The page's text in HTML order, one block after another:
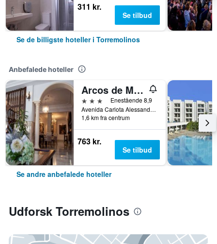
311 kr.
Se tilbud
Se de billigste hoteller i Torremolinos
Anbefalede hoteller
Arcos de Montemar
3 stjernerEnestående 8,9
Avenida Carlota Alessandri 192, Torremolinos, Andalusien, Spanien
1,6 km fra centrum
763 kr.
Se tilbud
Se andre anbefalede hoteller
Udforsk Torremolinos